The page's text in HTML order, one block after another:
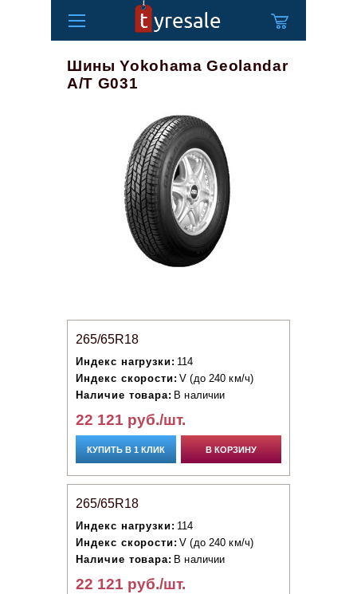
Шины Yokohama Geolandar
A/T G031
265/65R18
Индекс нагрузки: 114
Индекс скорости: V (до 240 км/ч)
Наличие товара: В наличии
22 121 руб./шт.
КУПИТЬ В 1 КЛИК В КОРЗИНУ
265/65R18
Индекс нагрузки: 114
Индекс скорости: V (до 240 км/ч)
Наличие товара: В наличии
22 121 руб./шт.